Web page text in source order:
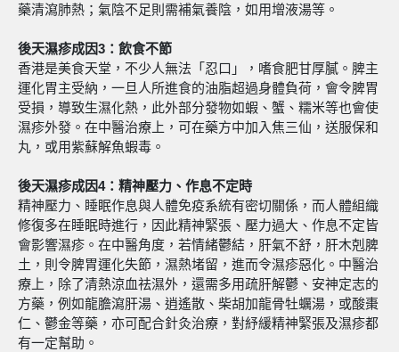
藥清瀉肺熱；氣陰不足則需補氣養陰，如用增液湯等。
後天濕疹成因3 ： 飲食不節
香港是美食天堂，不少人無法「忍口」，嗜食肥甘厚膩。脾主
運化胃主受納，一旦人所進食的油脂超過身體負荷，會令脾胃
受損，導致生濕化熱，此外部分發物如蝦、蟹、糯米等也會使
濕疹外發。在中醫治療上，可在藥方中加入焦三仙，送服保和
丸，或用紫蘇解魚蝦毒。
後天濕疹成因4： 精神壓力、作息不定時
精神壓力、睡眠作息與人體免疫系統有密切關係，而人體組織
修復多在睡眠時進行，因此精神緊張、壓力過大、作息不定皆
會影響濕疹。在中醫角度，若情緒鬱結，肝氣不舒，肝木剋脾
土，則令脾胃運化失節，濕熱堵留，進而令濕疹惡化。中醫治
療上，除了清熱涼血祛濕外，還需多用疏肝解鬱、安神定志的
方藥，例如龍膽瀉肝湯、逍遙散、柴胡加龍骨牡蠣湯，或酸棗
仁、鬱金等藥，亦可配合針灸治療，對紓緩精神緊張及濕疹都
有一定幫助。